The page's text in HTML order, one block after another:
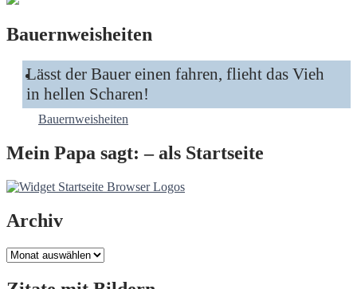
Bauernweisheiten
Lässt der Bauer einen fahren, flieht das Vieh
in hellen Scharen!
Bauernweisheiten
Mein Papa sagt: – als Startseite
Archiv
Archiv